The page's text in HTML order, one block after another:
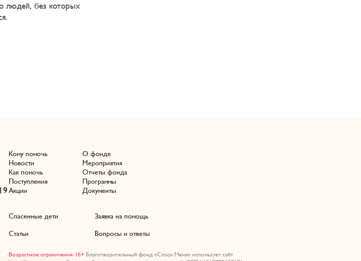
людей, без которых
Кому помочь
Новости
Как помочь
Поступления
Акции
О фонде
Мероприятия
Отчеты фонда
Программы
Документы
Спасенные дети Заявка на помощь
Статьи Вопросы и ответы
Возрастное ограничение 16+Благотворительный фонд «Спаси Меня» использует сайт